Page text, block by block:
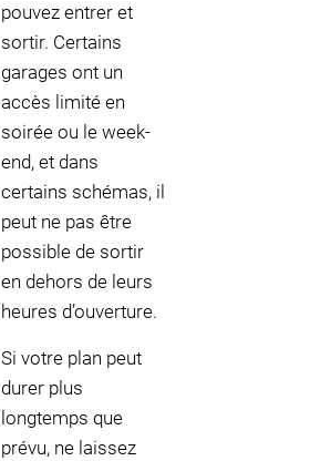
pouvez entrer et
sortir. Certains
garages ont un
accès limité en
soirée ou le week-
end, et dans
certains schémas, il
peut ne pas être
possible de sortir
en dehors de leurs
heures d’ouverture.
Si votre plan peut
durer plus
longtemps que
prévu, ne laissez